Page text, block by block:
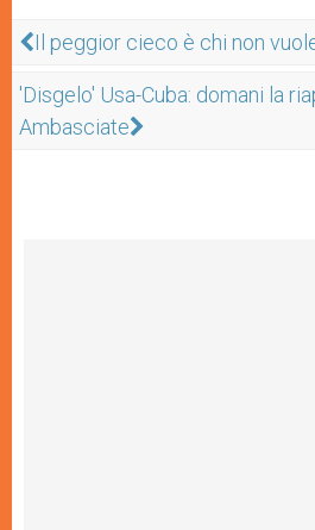
Il peggior cieco è chi non
'Disgelo' Usa-Cuba: domani la
Ambasciate